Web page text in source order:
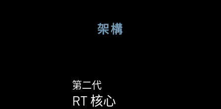
架構
第二代
RT 核心